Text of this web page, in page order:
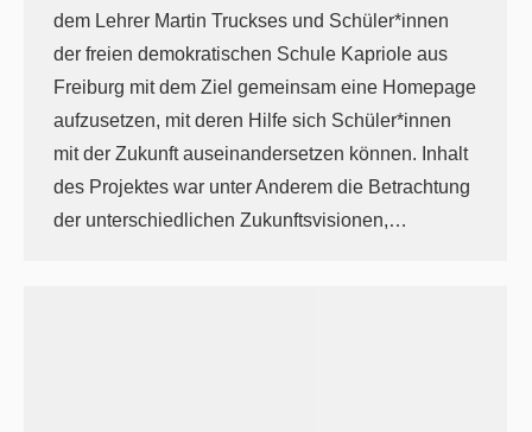
dem Lehrer Martin Truckses und Schüler*innen
der freien demokratischen Schule Kapriole aus
Freiburg mit dem Ziel gemeinsam eine Homepage
aufzusetzen, mit deren Hilfe sich Schüler*innen
mit der Zukunft auseinandersetzen können. Inhalt
des Projektes war unter Anderem die Betrachtung
der unterschiedlichen Zukunftsvisionen,…